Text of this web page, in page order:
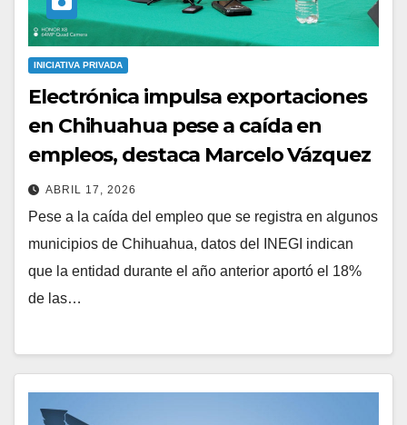
INICIATIVA PRIVADA
Electrónica impulsa exportaciones
en Chihuahua pese a caída en
empleos, destaca Marcelo Vázquez
ABRIL 17, 2026
Pese a la caída del empleo que se registra en algunos
municipios de Chihuahua, datos del INEGI indican
que la entidad durante el año anterior aportó el 18%
de las…